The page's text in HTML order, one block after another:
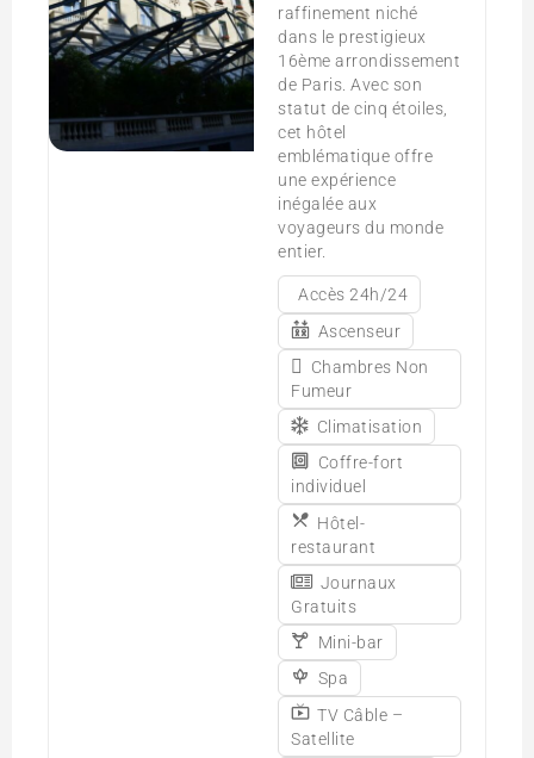
raffinement niché
dans le prestigieux
16ème arrondissement
de Paris. Avec son
statut de cinq étoiles,
cet hôtel
emblématique offre
une expérience
inégalée aux
voyageurs du monde
entier.
Accès 24h/24
Ascenseur
Chambres Non
Fumeur
Climatisation
Coffre-fort
individuel
Hôtel-
restaurant
Journaux
Gratuits
Mini-bar
Spa
TV Câble –
Satellite